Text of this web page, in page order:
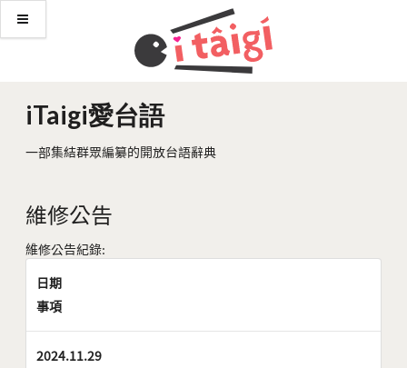
iTaigi愛台語
一部集結群眾編纂的開放台語辭典
維修公告
維修公告紀錄:
日期
事項
2024.11.29